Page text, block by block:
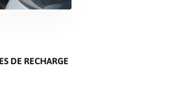
DE RECHARGE